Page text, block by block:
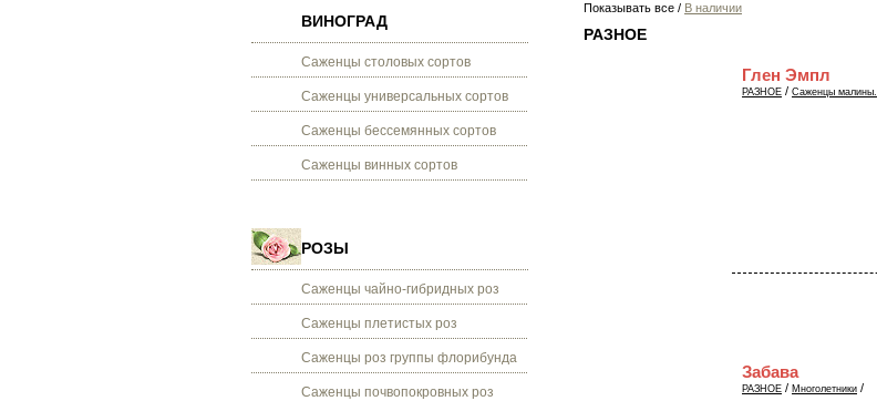
ВИНОГРАД
Саженцы столовых сортов
Саженцы универсальных сортов
Саженцы бессемянных сортов
Саженцы винных сортов
РОЗЫ
Саженцы чайно-гибридных роз
Саженцы плетистых роз
Саженцы роз группы флорибунда
Саженцы почвопокровных роз
Показывать все / В наличии
РАЗНОЕ
Глен Эмпл
РАЗНОЕ / Саженцы малины.
Забава
РАЗНОЕ / Многолетники /